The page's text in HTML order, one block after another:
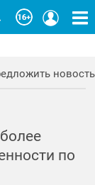
новость
по